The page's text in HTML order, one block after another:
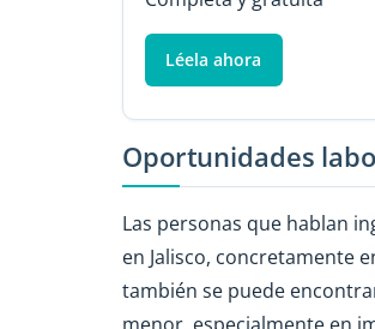
Léela ahora
Oportunidades
Las personas que hablan
en Jalisco, concretamente
también se puede